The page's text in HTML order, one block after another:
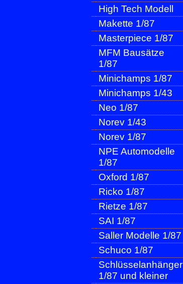
High Tech Modell
Makette 1/87
Masterpiece 1/87
MFM Bausätze
1/87
Minichamps 1/87
Minichamps 1/43
Neo 1/87
Norev 1/43
Norev 1/87
NPE Automodelle
1/87
Oxford 1/87
Ricko 1/87
Rietze 1/87
SAI 1/87
Saller Modelle 1/87
Schuco 1/87
Schlüsselanhänger
1/87 und kleiner